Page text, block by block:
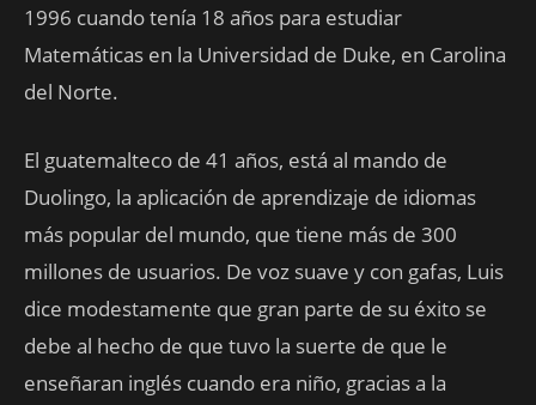
1996 cuando tenía 18 años para estudiar
Matemáticas en la Universidad de Duke, en Carolina
del Norte.
El guatemalteco de 41 años, está al mando de
Duolingo, la aplicación de aprendizaje de idiomas
más popular del mundo, que tiene más de 300
millones de usuarios. De voz suave y con gafas, Luis
dice modestamente que gran parte de su éxito se
debe al hecho de que tuvo la suerte de que le
enseñaran inglés cuando era niño, gracias a la